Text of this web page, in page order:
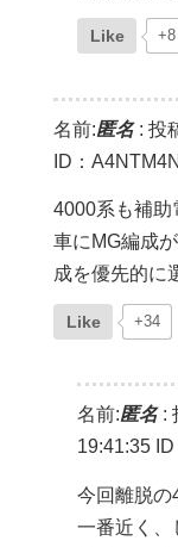
Like +8
名前:匿名: 投
ID：
4000系も補助
車にMG編成
成を優先的に
Like +34
名前:匿名:
19:41:35
今回離脱の
一番近く、